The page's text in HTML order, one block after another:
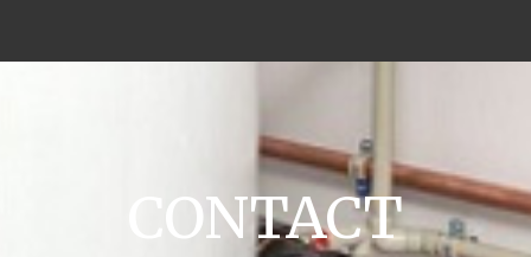
CONTACT